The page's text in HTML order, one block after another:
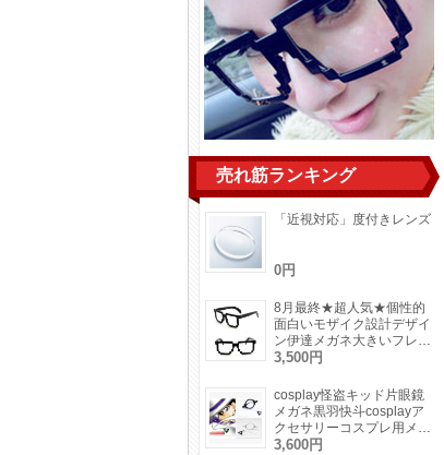
売れ筋ランキング
「近視対応」度付きレンズ
0円
8月最終★超人気★個性的
面白いモザイク設計デザイ
ン伊達メガネ大きいフレー
ム男女通用メガネフレーム
3,500円
cosplay怪盗キッド片眼鏡
メガネ黒羽快斗cosplayア
クセサリーコスプレ用メガ
ネ単眼鏡一眼鏡仮装コスプ
3,600円